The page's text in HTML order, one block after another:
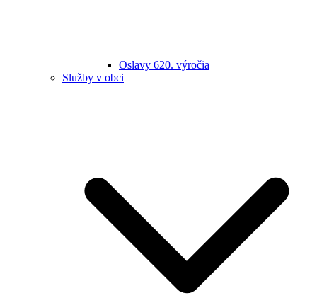
Oslavy 620. výročia
Služby v obci